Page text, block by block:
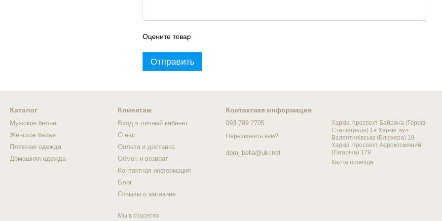
Оцените товар
Отправить
Каталог
Мужское белье
Женское белье
Пляжная одежда
Домашняя одежда
Клиентам
Вход в личный кабинет
О нас
Оплата и доставка
Обмен и возврат
Контактная информация
Блог
Отзывы о магазине
Мы в соцсетях
Контактная информация
093 799 2705
Перезвонить вам?
dom_belia@ukr.net
Харків, проспект Байрона (Героїв
Сталінграда) 1а Харків, вул.
Валентинівська (Блюхера) 19
Харків, проспект Аерокосмічний
(Гагаріна) 179
Карта проезда